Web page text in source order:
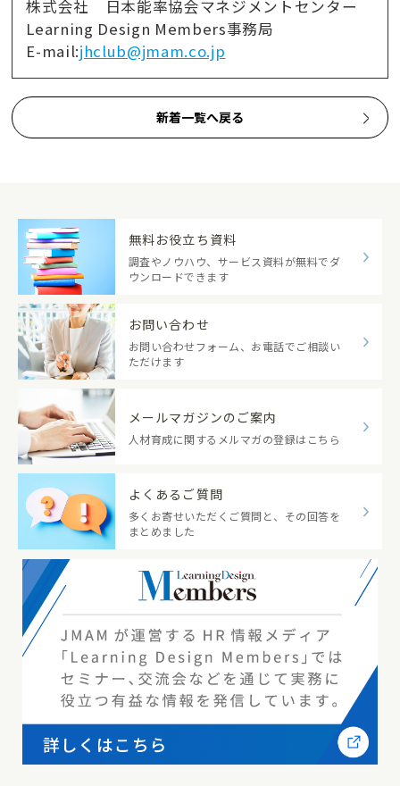
株式会社 日本能率協会マネジメントセンター
Learning Design Members事務局
E-mail:jhclub@jmam.co.jp
新着一覧へ戻る
無料お役立ち資料
調査やノウハウ、サービス資料が無料でダ
ウンロードできます
お問い合わせ
お問い合わせフォーム、お電話でご相談い
ただけます
メールマガジンのご案内
人材育成に関するメルマガの登録はこちら
よくあるご質問
多くお寄せいただくご質問と、その回答を
まとめました